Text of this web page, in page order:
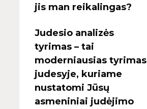
jis man reikalingas?
Judesio analizės
tyrimas – tai
moderniausias tyrimas
judesyje, kuriame
nustatomi Jūsų
asmeniniai judėjimo